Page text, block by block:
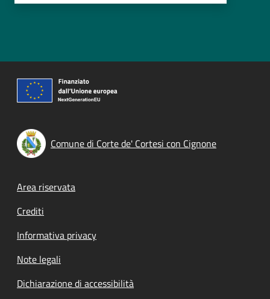
Comune di Corte de' Cortesi con Cignone
Footer menu
Area riservata
Crediti
Informativa privacy
Note legali
Dichiarazione di accessibilità